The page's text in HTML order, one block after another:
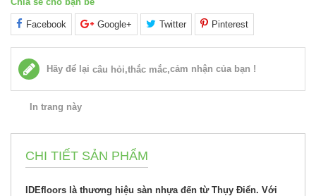
Facebook Google+ Twitter Pinterest
Hãy để lại câu hỏi,thắc mắc,cảm nhận của bạn !
In trang này
CHI TIẾT SẢN PHẨM
IDEfloors là thương hiệu sàn nhựa đến từ Thụy Điển. Với